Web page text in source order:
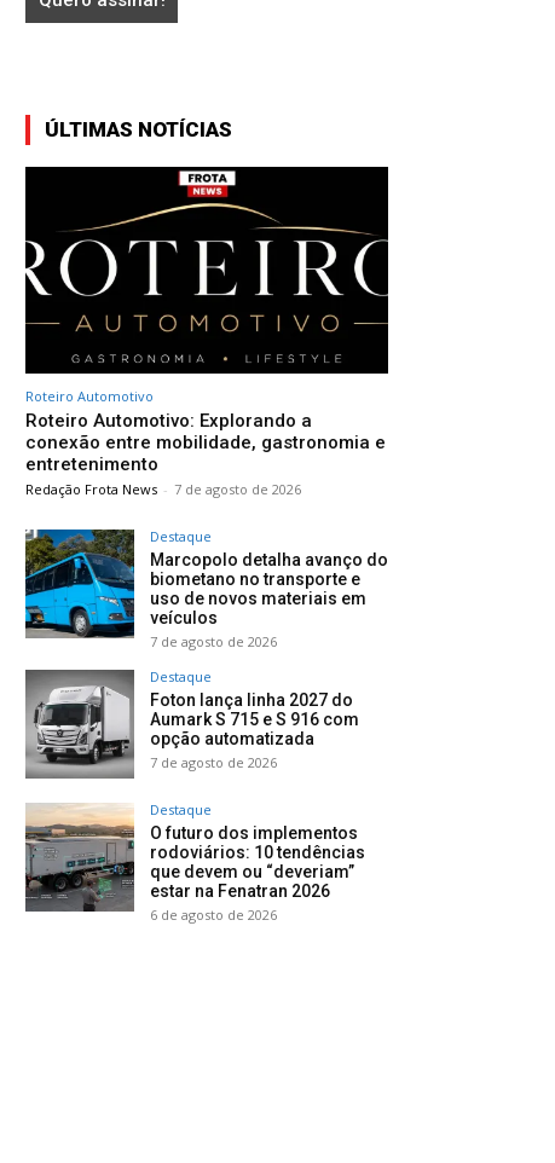
ÚLTIMAS NOTÍCIAS
Roteiro Automotivo
Roteiro Automotivo: Explorando a
conexão entre mobilidade, gastronomia e
entretenimento
Redação Frota News - 7 de agosto de 2026
Destaque
Marcopolo detalha avanço do
biometano no transporte e
uso de novos materiais em
veículos
7 de agosto de 2026
Destaque
Foton lança linha 2027 do
Aumark S 715 e S 916 com
opção automatizada
7 de agosto de 2026
Destaque
O futuro dos implementos
rodoviários: 10 tendências
que devem ou “deveriam”
estar na Fenatran 2026
6 de agosto de 2026